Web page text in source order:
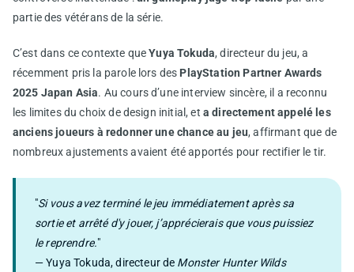
partie des vétérans de la série.
C’est dans ce contexte queYuya Tokuda, directeur du jeu, a
récemment pris la parole lors des PlayStation Partner Awards
2025 Japan Asia. Au cours d’une interview sincère, il a reconnu
les limites du choix de design initial, et a directement appelé les
anciens joueurs à redonner une chance au jeu, affirmant que de
nombreux ajustements avaient été apportés pour rectifier le tir.
"Si vous avez terminé le jeu immédiatement après sa
sortie et arrêté d'y jouer, j’apprécierais que vous puissiez
le reprendre."
— Yuya Tokuda, directeur de Monster Hunter Wilds